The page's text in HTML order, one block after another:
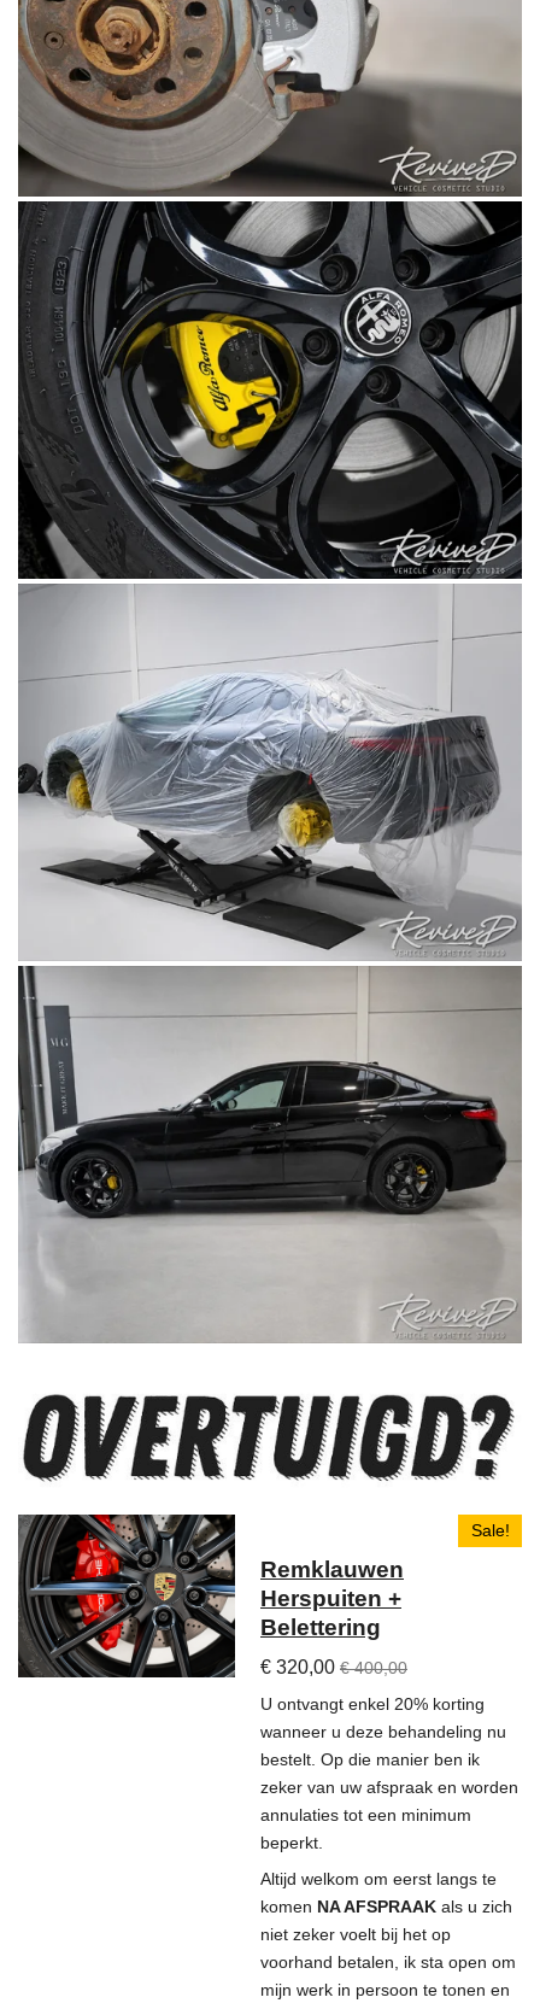
Sale!
Remklauwen
Herspuiten +
Belettering
€ 320,00 € 400,00
U ontvangt enkel 20% korting
wanneer u deze behandeling nu
bestelt. Op die manier ben ik
zeker van uw afspraak en worden
annulaties tot een minimum
beperkt.
Altijd welkom om eerst langs te
komen NA AFSPRAAK als u zich
niet zeker voelt bij het op
voorhand betalen, ik sta open om
mijn werk in persoon te tonen en